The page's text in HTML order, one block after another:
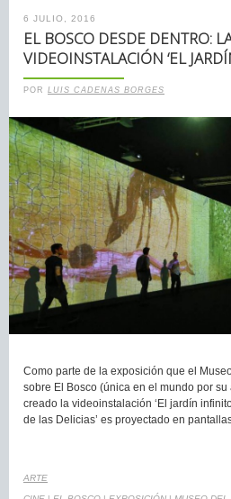
6 JULIO, 2016
EL BOSCO DESDE DENTRO:
VIDEOINSTALACIÓN ‘EL
POR LUIS CADENAS BORGES
Como parte de la exposición que el
sobre El Bosco (única en el mundo por
creado la videoinstalación ‘El jardín
de las Delicias’ es proyectado en
ARTE